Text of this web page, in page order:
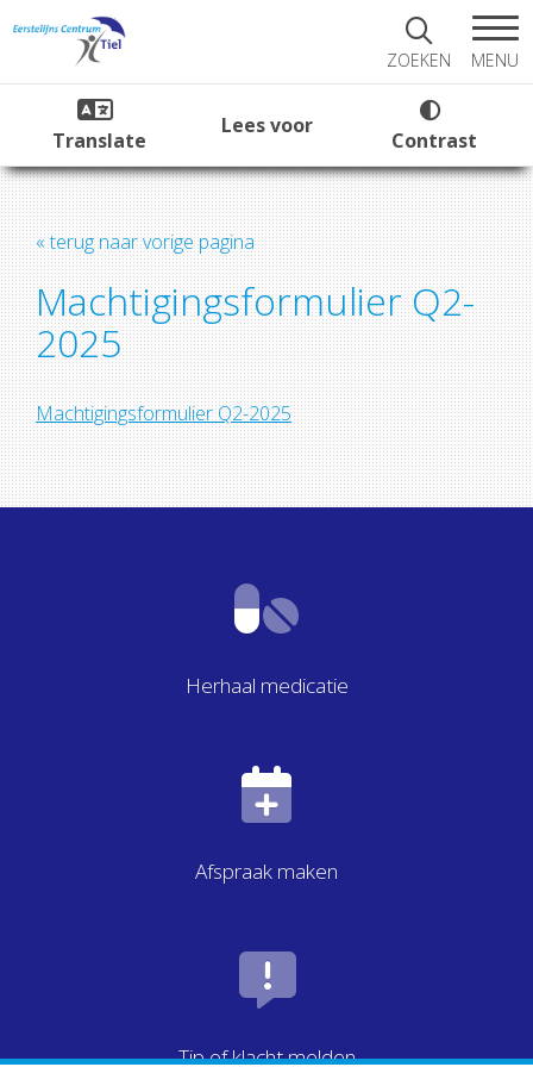
ZOEKEN MENU
Translate
Lees voor
Contrast
« terug naar vorige pagina
Machtigingsformulier Q2-
2025
Machtigingsformulier Q2-2025
Herhaal medicatie
Afspraak maken
Tip of klacht melden